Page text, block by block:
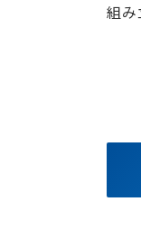
組み